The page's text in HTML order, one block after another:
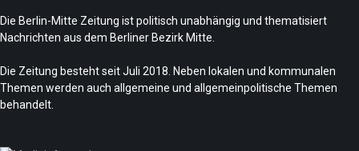
Die Berlin-Mitte Zeitung ist politisch unabhängig und thematisiert
Nachrichten aus dem Berliner Bezirk Mitte.
Die Zeitung besteht seit Juli 2018. Neben lokalen und kommunalen
Themen werden auch allgemeine und allgemeinpolitische Themen
behandelt.